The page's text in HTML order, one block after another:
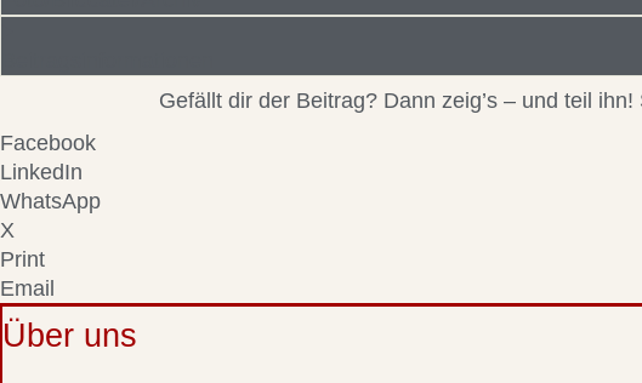
Gefällt dir der Beitrag? Dann zeig’s – und teil
Facebook
LinkedIn
WhatsApp
X
Print
Email
Über uns